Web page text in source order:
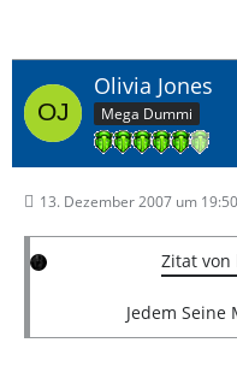
Olivia Jones
Mega Dummi
13. Dezember 2007 um 19:50
Zitat
Jedem Seine